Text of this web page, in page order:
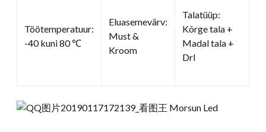
Töötemperatuur:
-40 kuni 80 ℃
Eluasemevärv:
Must &
Kroom
Talatüüp:
Kõrge tala +
Madal tala +
Drl